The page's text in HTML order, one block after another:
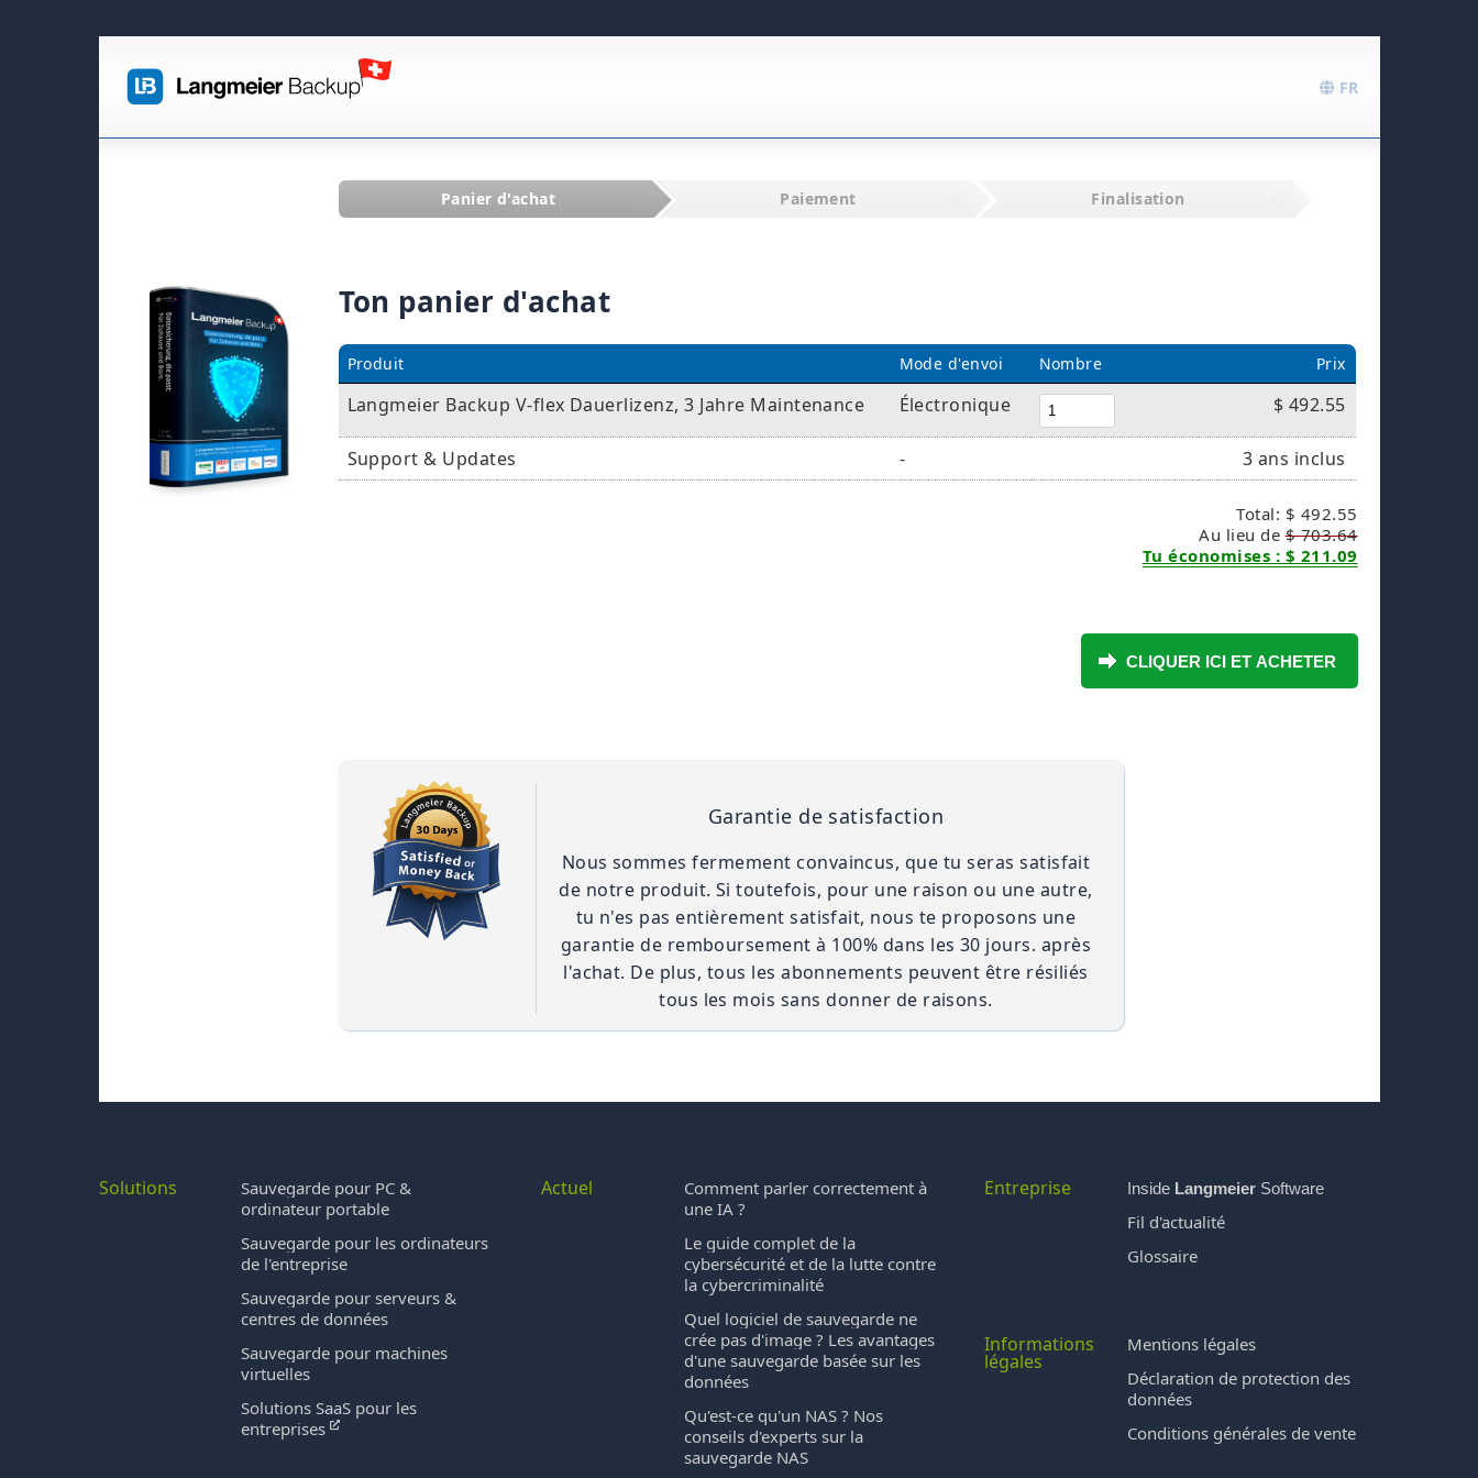
FR
Panier d'achat Paiement Finalisation
Ton panier d'achat
Produit Mode d'envoi Nombre Prix
Langmeier Backup V-flex Dauerlizenz, 3 Jahre Maintenance Électronique $ 492.55
Support & Updates - 3 ans inclus
Total: $ 492.55
Au lieu de$ 703.64
Tu économises : $ 211.09
Garantie de satisfaction
Nous sommes fermement convaincus, que tu seras satisfait
de notre produit. Si toutefois, pour une raison ou une autre,
tu n'es pas entièrement satisfait, nous te proposons une
garantie de remboursement à 100% dans les 30 jours. après
l'achat. De plus, tous les abonnements peuvent être résiliés
tous les mois sans donner de raisons.
Solutions
Sauvegarde pour PC &
ordinateur portable
Sauvegarde pour les ordinateurs
de l'entreprise
Sauvegarde pour serveurs &
centres de données
Sauvegarde pour machines
virtuelles
Solutions SaaS pour les
entreprises
Actuel
Comment parler correctement à
une IA ?
Le guide complet de la
cybersécurité et de la lutte contre
la cybercriminalité
Quel logiciel de sauvegarde ne
crée pas d'image ? Les avantages
d'une sauvegarde basée sur les
données
Qu'est-ce qu'un NAS ? Nos
conseils d'experts sur la
sauvegarde NAS
Entreprise Inside LangmeierSoftware
Fil d'actualité
Glossaire
Informations
légales
Mentions légales
Déclaration de protection des
données
Conditions générales de vente